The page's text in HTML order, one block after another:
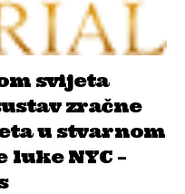
svijeta
zračne
u stvarnom
NYC –